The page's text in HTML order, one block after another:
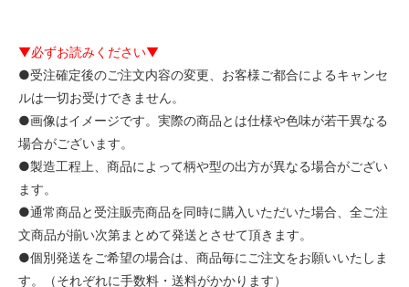
▼必ずお読みください▼
●受注確定後のご注文内容の変更、お客様ご都合によるキャンセ
ルは一切お受けできません。
●画像はイメージです。実際の商品とは仕様や色味が若干異なる
場合がございます。
●製造工程上、商品によって柄や型の出方が異なる場合がござい
ます。
●通常商品と受注販売商品を同時に購入いただいた場合、全ご注
文商品が揃い次第まとめて発送とさせて頂きます。
●個別発送をご希望の場合は、商品毎にご注文をお願いいたしま
す。（それぞれに手数料・送料がかかります）